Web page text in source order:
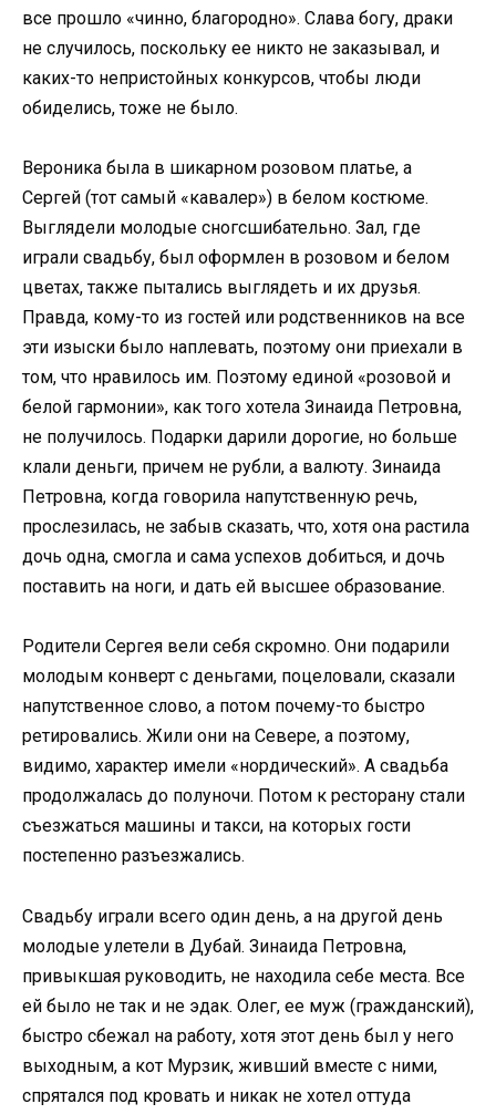
все прошло «чинно, благородно». Слава богу, драки
не случилось, поскольку ее никто не заказывал, и
каких-то непристойных конкурсов, чтобы люди
обиделись, тоже не было.
Вероника была в шикарном розовом платье, а
Сергей (тот самый «кавалер») в белом костюме.
Выглядели молодые сногсшибательно. Зал, где
играли свадьбу, был оформлен в розовом и белом
цветах, также пытались выглядеть и их друзья.
Правда, кому-то из гостей или родственников на все
эти изыски было наплевать, поэтому они приехали в
том, что нравилось им. Поэтому единой «розовой и
белой гармонии», как того хотела Зинаида Петровна,
не получилось. Подарки дарили дорогие, но больше
клали деньги, причем не рубли, а валюту. Зинаида
Петровна, когда говорила напутственную речь,
прослезилась, не забыв сказать, что, хотя она растила
дочь одна, смогла и сама успехов добиться, и дочь
поставить на ноги, и дать ей высшее образование.
Родители Сергея вели себя скромно. Они подарили
молодым конверт с деньгами, поцеловали, сказали
напутственное слово, а потом почему-то быстро
ретировались. Жили они на Севере, а поэтому,
видимо, характер имели «нордический». А свадьба
продолжалась до полуночи. Потом к ресторану стали
съезжаться машины и такси, на которых гости
постепенно разъезжались.
Свадьбу играли всего один день, а на другой день
молодые улетели в Дубай. Зинаида Петровна,
привыкшая руководить, не находила себе места. Все
ей было не так и не эдак. Олег, ее муж (гражданский),
быстро сбежал на работу, хотя этот день был у него
выходным, а кот Мурзик, живший вместе с ними,
спрятался под кровать и никак не хотел оттуда